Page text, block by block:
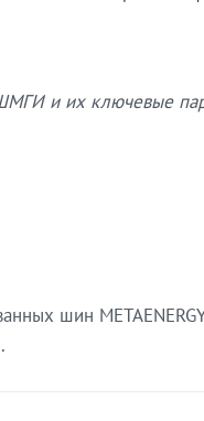
и их ключевые
шин